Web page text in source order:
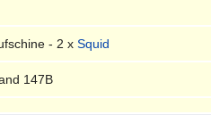
- 2 xSquid
147B